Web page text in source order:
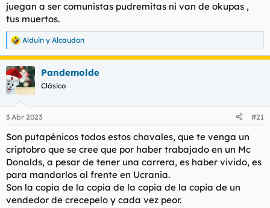
juegan a ser comunistas pudremitas ni van de okupas ,
tus muertos.
R
e
a
c
c
i
e
:
Alduin y Alcaudon
Pandemolde
Clásico
3 Abr 2023 #21
Son putapénicos todos estos chavales, que te venga un
criptobro que se cree que por haber trabajado en un Mc
Donalds, a pesar de tener una carrera, es haber vivido, es
para mandarlos al frente en Ucrania.
Son la copia de la copia de la copia de la copia de un
vendedor de crecepelo y cada vez peor.